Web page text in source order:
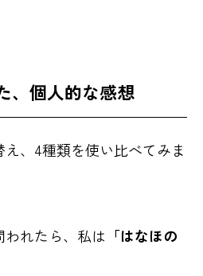
、個人的な感想
、4種類を使い比べてみま
れたら、私は 「はなほの